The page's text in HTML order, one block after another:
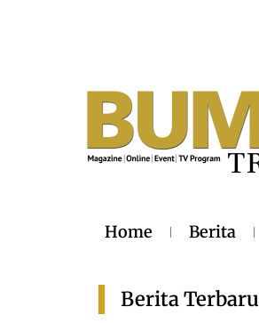
Home Berita
Berita Terbaru